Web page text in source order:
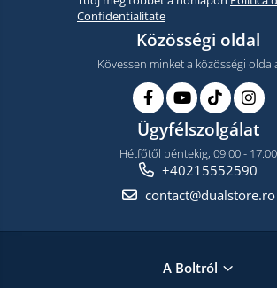
Confidentialitate
Közösségi oldal
Kövessen minket a közösségi
Ügyfélszolgálat
Hétfőtől péntekig, 09:00 - 17:00
+40215552590
contact@dualstore.ro
A Boltról